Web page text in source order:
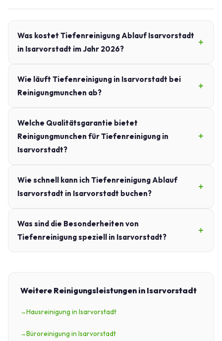
Was kostet Tiefenreinigung Ablauf Isarvorstadt
in Isarvorstadt im Jahr 2026?
Wie läuft Tiefenreinigung in Isarvorstadt bei
Reinigungmunchen ab?
Welche Qualitätsgarantie bietet
Reinigungmunchen für Tiefenreinigung in
Isarvorstadt?
Wie schnell kann ich Tiefenreinigung Ablauf
Isarvorstadt in Isarvorstadt buchen?
Was sind die Besonderheiten von
Tiefenreinigung speziell in Isarvorstadt?
Weitere Reinigungsleistungen in Isarvorstadt
Hausreinigung in Isarvorstadt
Büroreinigung in Isarvorstadt